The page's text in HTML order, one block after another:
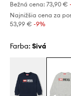
Bežná cena: 73,90 €
Najnižšia cena za
53,99 € -9%
Farba: sivá